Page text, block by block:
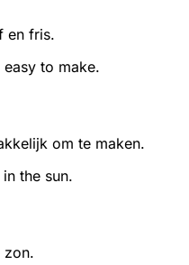
en fris.
to make.
om te maken.
the sun.
zon.